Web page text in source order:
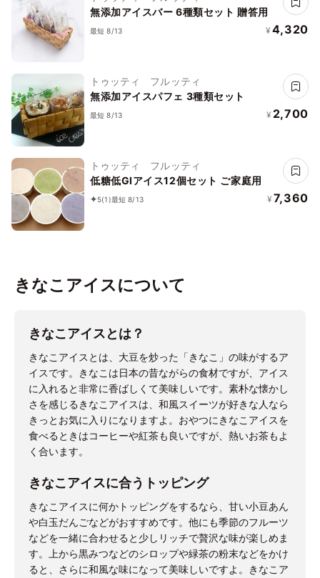
無添加アイスバー 6種類セット 贈答用
最短 8/13 ¥ 4,320
トゥッティ フルッティ
無添加アイスパフェ 3種類セット
最短 8/13 ¥ 2,700
トゥッティ フルッティ
低糖低GIアイス12個セット ご家庭用
5(1)最短 8/13 ¥ 7,360
きなこアイスについて
きなこアイスとは？
きなこアイスとは、大豆を炒った「きなこ」の味がするア
イスです。きなこは日本の昔ながらの食材ですが、アイス
に入れると非常に香ばしくて美味しいです。素朴な懐かし
さを感じるきなこアイスは、和風スイーツが好きな人なら
きっとお気に入りになりますよ。おやつにきなこアイスを
食べるときはコーヒーや紅茶も良いですが、熱いお茶もよ
く合います。
きなこアイスに合うトッピング
きなこアイスに何かトッピングをするなら、甘い小豆あん
や白玉だんごなどがおすすめです。他にも季節のフルーツ
などを一緒に合わせると少しリッチで贅沢な味が楽しめま
す。上から黒みつなどのシロップや緑茶の粉末などをかけ
ると、さらに和風な味になって美味しいですよ。きなこア